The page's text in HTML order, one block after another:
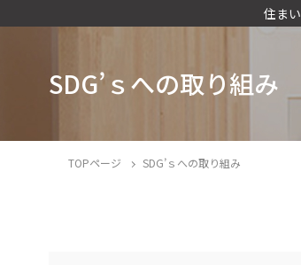
住ま
SDG’ｓへの取り組み
TOPページ SDG’ｓへの取り組み